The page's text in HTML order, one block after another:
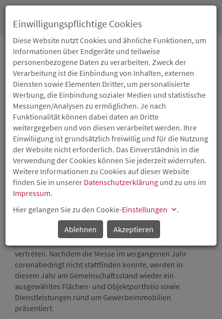
06.10.2021
INNOVATIONSSTANDORT
RHEINLAND-PFALZ AUF
DER EXPO REAL 2021
Austausch und Input zu Ansiedlung, Gewerbeflächen und
aktuellen Trends auf dem Immobilienmarkt
Auf der diesjährigen EXPO REAL in München vom 10. bis
13. Oktober 2021 ist der Innovationsstandort Rheinland-
Pfalz im Auftrag des Ministeriums der Wirtschaft, Verkehr,
Landwirtschaft und Weinbau mit der Investitions- und
Strukturbank Rheinland-Pfalz (ISB) sowie
Mitausstellenden und Logokooperationen am rheinland-
vertreten. Nachdem die Messe im vergangenen Jahr
coronabedingt nicht stattfinden konnte, werden in
diesem Jahr am Gemeinschaftsstand wieder ein
ausgewähltes Flächen- und Objektportfolio sowie
Dienstleistungen rund um Gewerbeimmobilien
präsentiert.
Einwilligungspflichtige Cookies
Diese Website nutzt Cookies und ähnliche Funktionen, um
Informationen über Endgeräte und teilweise
personenbezogene Daten zu verarbeiten. Zweck der
Verarbeitung ist die Einbindung von Inhalten, externen
Diensten sowie Elementen Dritter, um personalisierte
Werbung, die Einbindung sozialer Medien und statistische
Messungen/Analysen zu ermöglichen. Je nach
Funktionalität können dabei daten an Dritte
weitergegeben und von diesen verarbeitet werden. Ihre
Einwiliigung ist grundsätzlich freiwillig und für die Nutzung
der Website nicht erforderlich. Das Einverständnis in die
Verwendung der Cookies können Sie jederzeit widerrufen.
Weitere Informationen zu Cookies auf dieser Website
finden Sie in unserer Datenschutzerklärung und zu uns im
Impressum.
Hier gelangen Sie zu den Cookie-Einstellungen
.
Ablehnen
Akzeptieren